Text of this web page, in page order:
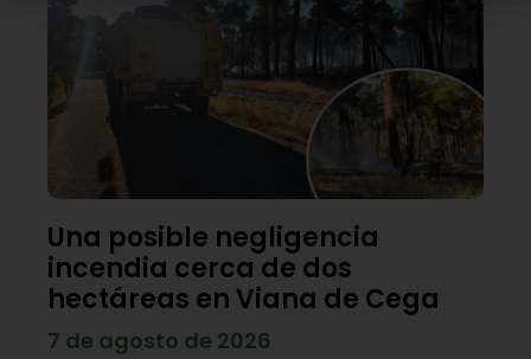
Una posible negligencia
incendia cerca de dos
hectáreas en Viana de Cega
7 de agosto de 2026